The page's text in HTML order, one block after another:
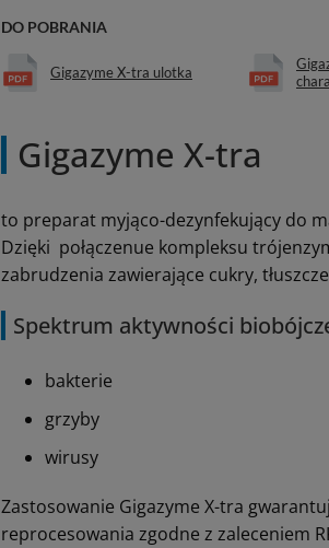
DO POBRANIA
Gigazyme X-tra ulotka
Gigazyme X-tra
to preparat myjąco-dezynfekujący do
Dzięki połączenue kompleksu
zabrudzenia zawierające cukry, tłuszcze
Spektrum aktywności
bakterie
grzyby
wirusy
Zastosowanie Gigazyme X-tra
reprocesowania zgodne z zaleceniem